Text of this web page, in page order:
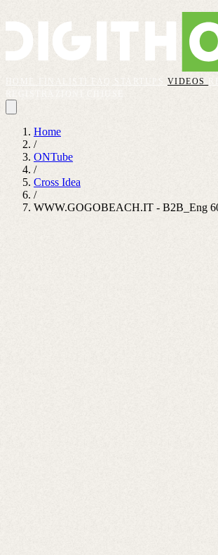
VIDEOS
Home
/
ONTube
/
Cross Idea
/
WWW.GOGOBEACH.IT - B2B_Eng